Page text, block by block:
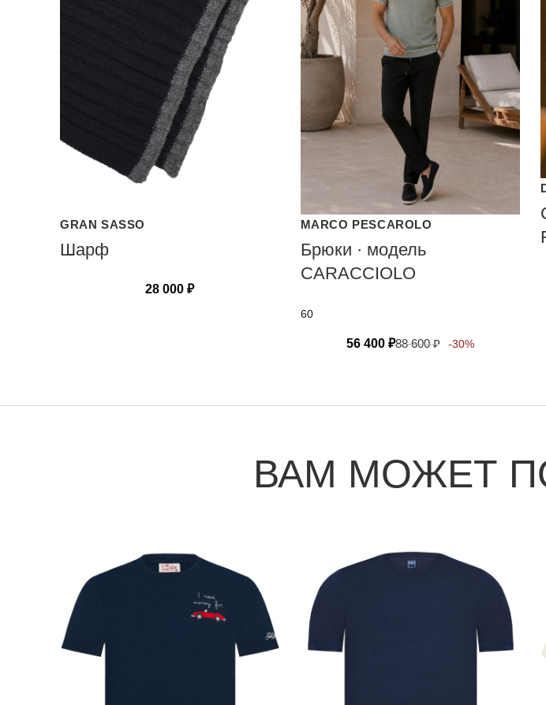
GRAN SASSO
Шарф
28 000₽
MARCO PESCAROLO
Брюки · модель
CARACCIOLO
60
56 400 ₽88 600₽ -30%
ВАМ МОЖЕТ